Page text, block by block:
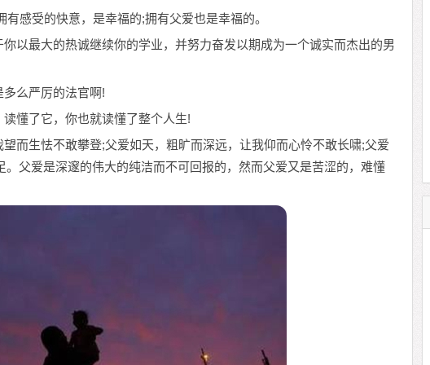
感受的快意，是幸福的;拥有父爱也是幸福的。
以最大的热诚继续你的学业，并努力奋发以期成为一个诚实而杰出的男
么严厉的法官啊!
懂了它，你也就读懂了整个人生!
而生怯不敢攀登;父爱如天，粗旷而深远，让我仰而心怜不敢长啸;父爱
父爱是深邃的伟大的纯洁而不可回报的，然而父爱又是苦涩的，难懂